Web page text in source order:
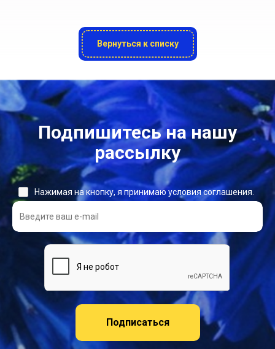
Вернуться к списку
Подпишитесь на нашу
рассылку
Подписаться
Нажимая на кнопку, я принимаю условия соглашения.